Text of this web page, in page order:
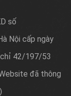
số
Nội cấp ngày
42/197/53
đã thông
)